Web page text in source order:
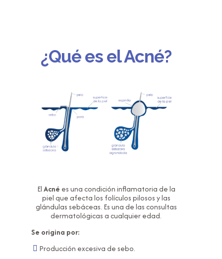
¿Qué es el Acné?
ElAcné es una condición inflamatoria de la
piel que afecta los folículos pilosos y las
glándulas sebáceas. Es una de las consultas
dermatológicas a cualquier edad.
Se origina por:
Producción excesiva de sebo.